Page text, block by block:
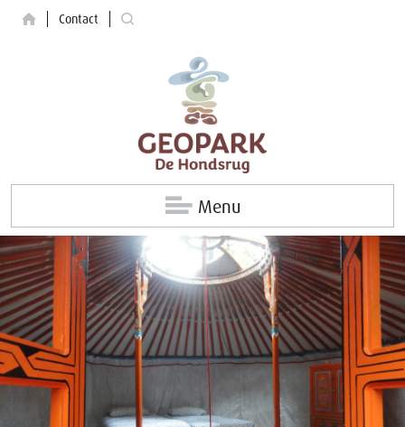
Contact
Menu